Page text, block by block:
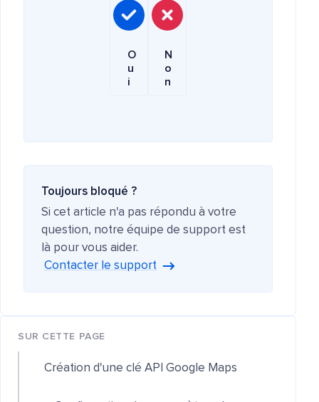
O
u
i
N
o
n
Toujours bloqué ?
Si cet article n'a pas répondu à votre
question, notre équipe de support est
là pour vous aider.
Contacter le support
SUR CETTE PAGE
Création d'une clé API Google Maps